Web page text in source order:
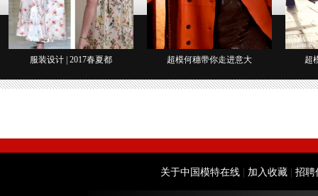
服装设计 | 2017春夏都 超模何穗带你走进意大 超
关于中国模特在线 加入收藏 招聘